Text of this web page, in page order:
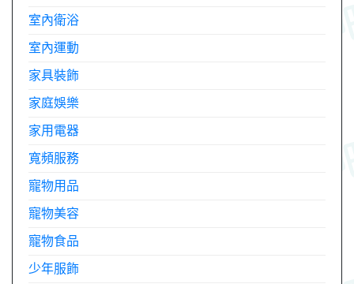
室內衛浴
室內運動
家具裝飾
家庭娛樂
家用電器
寬頻服務
寵物用品
寵物美容
寵物食品
少年服飾